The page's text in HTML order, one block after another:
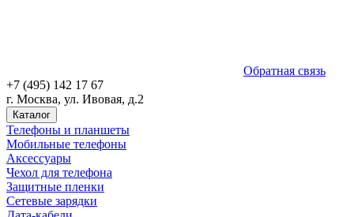
Обратная связь
+7 (495) 142 17 67
г. Москва, ул. Ивовая, д.2
Каталог
Телефоны и планшеты
Мобильные телефоны
Аксессуары
Чехол для телефона
Защитные пленки
Сетевые зарядки